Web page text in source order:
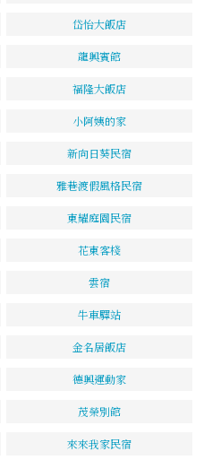
岱怡大飯店
龍興賓館
福隆大飯店
小阿姨的家
新向日葵民宿
雅巷渡假風格民宿
東耀庭園民宿
花東客棧
雲宿
牛車驛站
金名居飯店
德興運動家
茂榮別館
來來我家民宿